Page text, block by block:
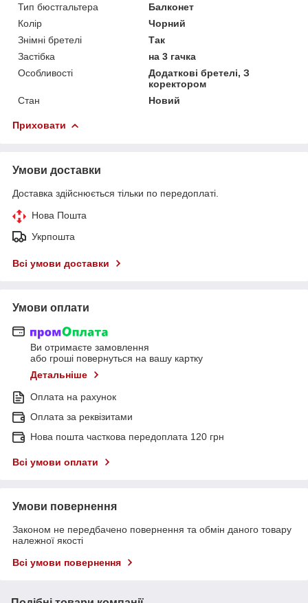
Тип бюстгальтера
Балконет
Колір
Чорний
Знімні бретелі
Так
Застібка
на 3 гачка
Особливості
Додаткові бретелі, З
коректором
Стан
Новий
Приховати
Умови доставки
Доставка здійснюється тільки по передоплаті.
Нова Пошта
Укрпошта
Всі умови доставки
Умови оплати
Ви отримаєте замовлення
або гроші повернуться на вашу картку
Детальніше
Оплата на рахунок
Оплата за реквізитами
Нова пошта часткова передоплата 120 грн
Всі умови оплати
Умови повернення
Законом не передбачено повернення та обмін даного товару
належної якості
Всі умови повернення